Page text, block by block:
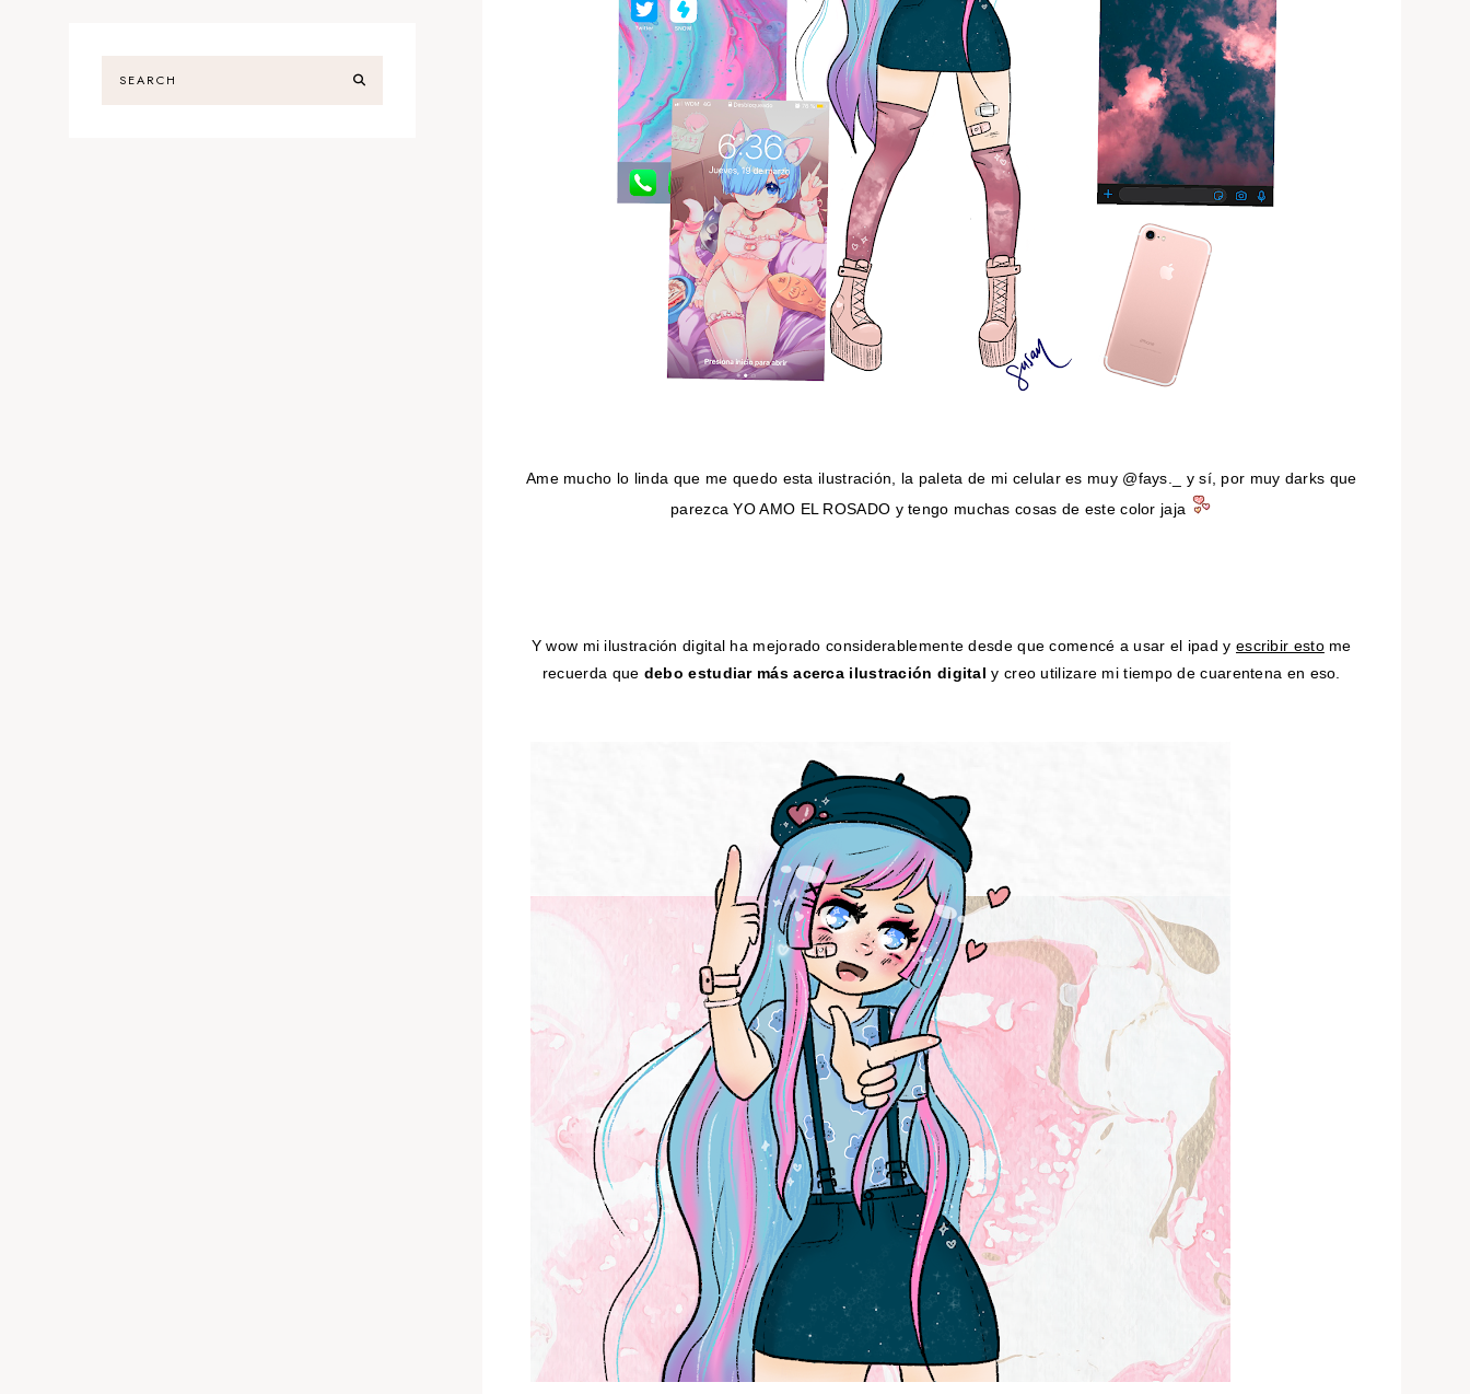
Ame mucho lo linda que me quedo esta ilustración, la paleta de mi celular es muy @fays._ y sí, por muy darks que
parezca YO AMO EL ROSADO y tengo muchas cosas de este color jaja
Y wow mi ilustración digital ha mejorado considerablemente desde que comencé a usar el ipad y escribir estome
recuerda que debo estudiar más acerca ilustración digital y creo utilizare mi tiempo de cuarentena en eso.